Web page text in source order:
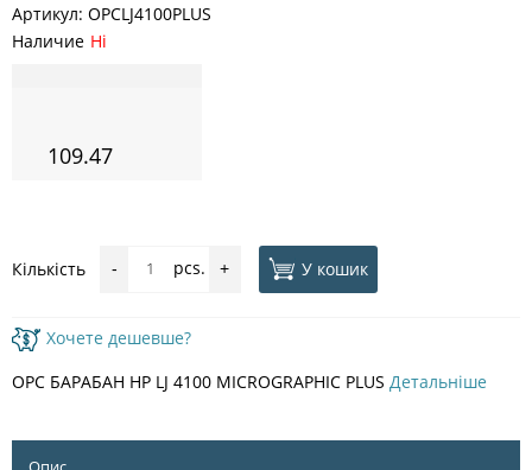
Артикул: OPCLJ4100PLUS
Наличие Ні
109.47
Кількість - pcs. + У кошик
Хочете дешевше?
OPC БАРАБАН HP LJ 4100 MICROGRAPHIC PLUS Детальніше